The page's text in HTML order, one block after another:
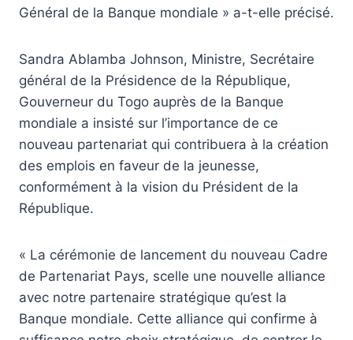
Général de la Banque mondiale » a-t-elle précisé.
Sandra Ablamba Johnson, Ministre, Secrétaire
général de la Présidence de la République,
Gouverneur du Togo auprès de la Banque
mondiale a insisté sur l’importance de ce
nouveau partenariat qui contribuera à la création
des emplois en faveur de la jeunesse,
conformément à la vision du Président de la
République.
« La cérémonie de lancement du nouveau Cadre
de Partenariat Pays, scelle une nouvelle alliance
avec notre partenaire stratégique qu’est la
Banque mondiale. Cette alliance qui confirme à